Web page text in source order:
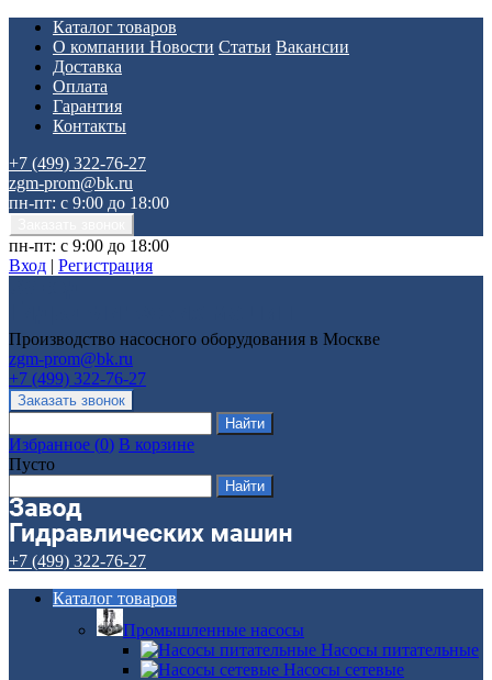
Каталог товаров
О компании Новости Статьи Вакансии
Доставка
Оплата
Гарантия
Контакты
+7 (499) 322-76-27
zgm-prom@bk.ru
пн-пт: с 9:00 до 18:00
пн-пт: с 9:00 до 18:00
Вход | Регистрация
Производство насосного оборудования в Москве
zgm-prom@bk.ru
+7 (499) 322-76-27
Избранное (0) В корзине
Пусто
+7 (499) 322-76-27
Каталог товаров
Промышленные насосы
Насосы питательные
Насосы сетевые